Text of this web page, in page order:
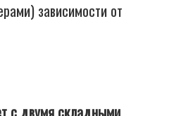
зависимости от
с двумя складными